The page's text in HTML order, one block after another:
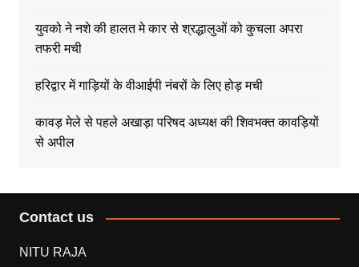
युवको ने नशे की हालत मे कार से श्रद्धालुओं को कुचला अपरा
तफरी मची
हरिद्वार में गाड़ियों के वीआईपी नंबरों के लिए होड़ मची
कावड़ मेले से पहले अखाड़ा परिषद अध्यक्ष की शिवभक्त कावड़ियों
से अपील
Contact us
NITU RAJA